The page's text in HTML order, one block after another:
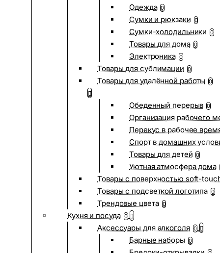
Одежда 0
Сумки и рюкзаки 0
Сумки-холодильники 0
Товары для дома 0
Электроника 0
Товары для сублимации 0
Товары для удалённой работы 0
Обеденный перерыв 0
Организация рабочего
Перекус в рабочее
Спорт в домашних
Товары для детей 0
Уютная атмосфера дома
Товары с поверхностью soft-
Товары с подсветкой логотипа 0
Трендовые цвета 0
Кухня и посуда 0
Аксессуары для алкоголя 0
Барные наборы 0